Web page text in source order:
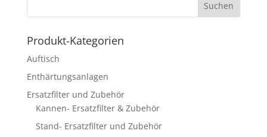
Produkt-Kategorien
Auftisch
Enthärtungsanlagen
Ersatzfilter und Zubehör
Kannen- Ersatzfilter & Zubehör
Stand- Ersatzfilter und Zubehör